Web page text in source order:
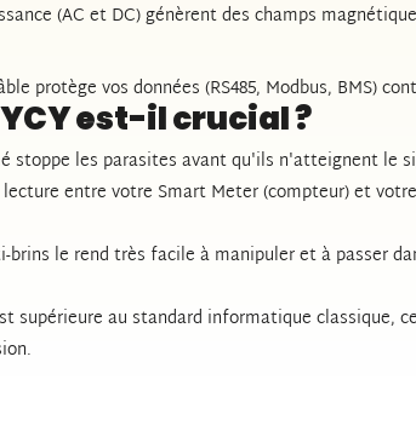
(AC et DC) génèrent des champs
protège vos données (RS485, Modbus, BMS)
est-il crucial ?
stoppe les parasites avant qu'ils n'atteignent le
entre votre Smart Meter (compteur) et
le rend très facile à manipuler et à passer
supérieure au standard informatique classique,